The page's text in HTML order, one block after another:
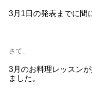
3月1日の発表までに間
さて、
3月のお料理レッスン
ました。